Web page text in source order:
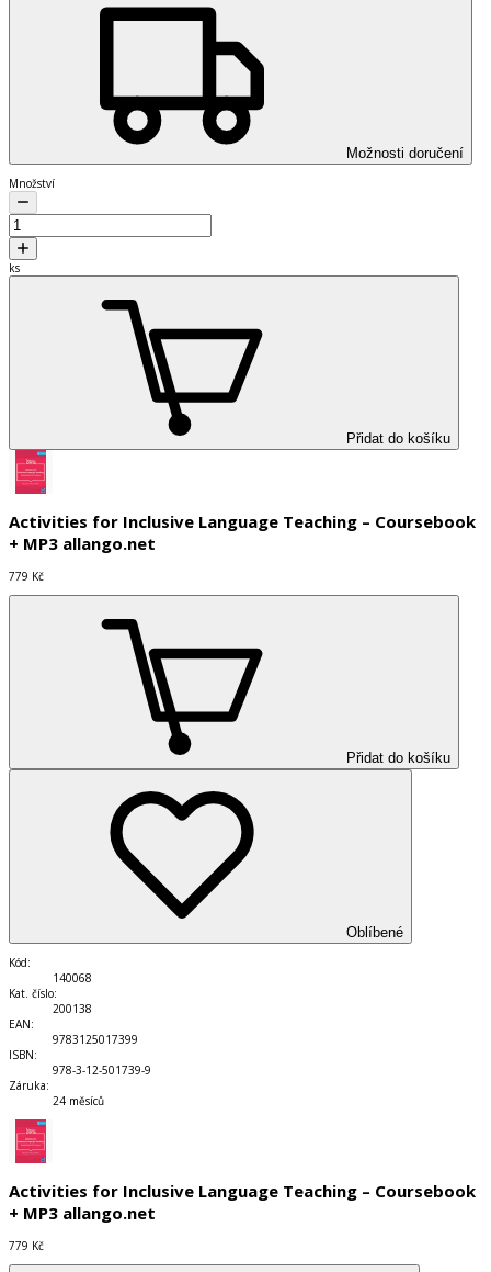
Možnosti doručení
Množství
ks
Přidat do košíku
Activities for Inclusive Language Teaching – Coursebook
+ MP3 allango.net
779 Kč
Přidat do košíku
Oblíbené
Kód:
140068
Kat. číslo:
200138
EAN:
9783125017399
ISBN:
978-3-12-501739-9
Záruka:
24 měsíců
Activities for Inclusive Language Teaching – Coursebook
+ MP3 allango.net
779 Kč